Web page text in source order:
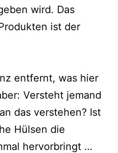
wird. Das
ist der
ent­fernt, was hier
Versteht jemand
das ver­ste­hen? Ist
Hülsen die
hervorbringt …